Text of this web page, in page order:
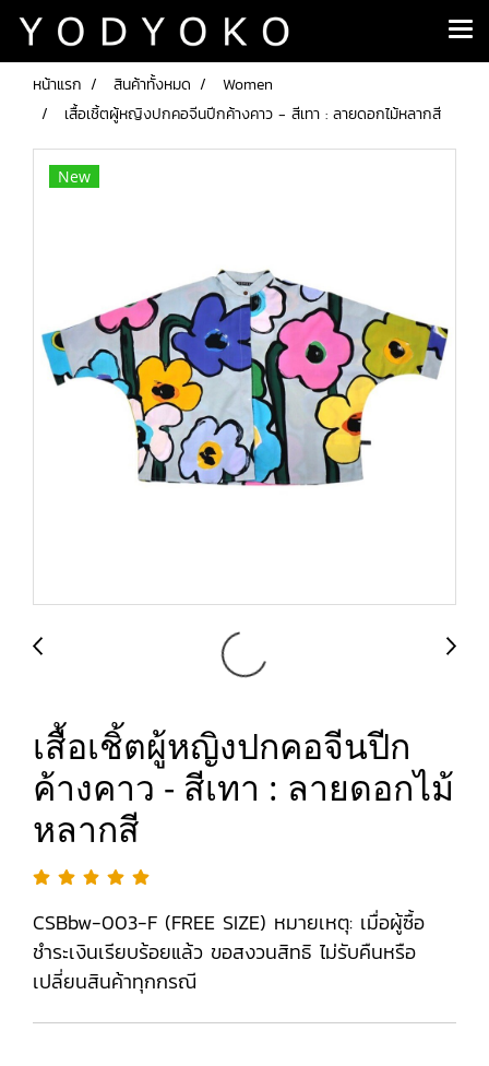
หน้าแรก สินค้าทั้งหมด
Women
เสื้อเชิ้ตผู้หญิงปกคอจีนปีกค้างคาว - สีเทา : ลายดอกไม้หลากสี
New
เสื้อเชิ้ตผู้หญิงปกคอจีนปีก
ค้างคาว - สีเทา : ลายดอกไม้
หลากสี
CSBbw-003-F (FREE SIZE) หมายเหตุ: เมื่อผู้ซื้อ
ชำระเงินเรียบร้อยแล้ว ขอสงวนสิทธิ ไม่รับคืนหรือ
เปลี่ยนสินค้าทุกกรณี